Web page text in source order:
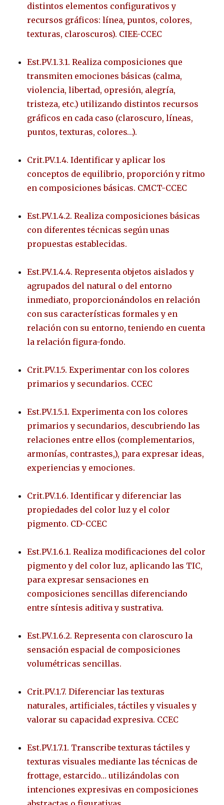
distintos elementos configurativos y
recursos gráficos: línea, puntos, colores,
texturas, claroscuros). CIEE-CCEC
Est.PV.1.3.1. Realiza composiciones que
transmiten emociones básicas (calma,
violencia, libertad, opresión, alegría,
tristeza, etc.) utilizando distintos recursos
gráficos en cada caso (claroscuro, líneas,
puntos, texturas, colores…).
Crit.PV.1.4. Identificar y aplicar los
conceptos de equilibrio, proporción y ritmo
en composiciones básicas. CMCT-CCEC
Est.PV.1.4.2. Realiza composiciones básicas
con diferentes técnicas según unas
propuestas establecidas.
Est.PV.1.4.4. Representa objetos aislados y
agrupados del natural o del entorno
inmediato, proporcionándolos en relación
con sus características formales y en
relación con su entorno, teniendo en cuenta
la relación figura-fondo.
Crit.PV.1.5. Experimentar con los colores
primarios y secundarios. CCEC
Est.PV.1.5.1. Experimenta con los colores
primarios y secundarios, descubriendo las
relaciones entre ellos (complementarios,
armonías, contrastes,), para expresar ideas,
experiencias y emociones.
Crit.PV.1.6. Identificar y diferenciar las
propiedades del color luz y el color
pigmento. CD-CCEC
Est.PV.1.6.1. Realiza modificaciones del color
pigmento y del color luz, aplicando las TIC,
para expresar sensaciones en
composiciones sencillas diferenciando
entre síntesis aditiva y sustrativa.
Est.PV.1.6.2. Representa con claroscuro la
sensación espacial de composiciones
volumétricas sencillas.
Crit.PV.1.7. Diferenciar las texturas
naturales, artificiales, táctiles y visuales y
valorar su capacidad expresiva. CCEC
Est.PV.1.7.1. Transcribe texturas táctiles y
texturas visuales mediante las técnicas de
frottage, estarcido… utilizándolas con
intenciones expresivas en composiciones